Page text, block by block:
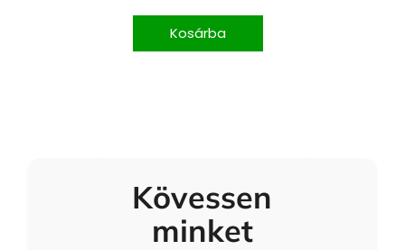
Kosárba
Kövessen
minket